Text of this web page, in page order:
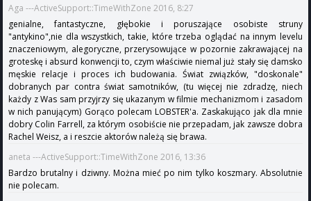
Aga ---ActiveSupport::TimeWithZone 2016, 8:27
genialne, fantastyczne, głębokie i poruszające osobiste struny
"antykino",nie dla wszystkich, takie, które trzeba oglądać na innym levelu
znaczeniowym, alegoryczne, przerysowujące w pozornie zakrawającej na
groteskę i absurd konwencji to, czym właściwie niemal już stały się damsko
męskie relacje i proces ich budowania. Świat związków, "doskonale"
dobranych par contra świat samotników, (tu więcej nie zdradzę, niech
każdy z Was sam przyjrzy się ukazanym w filmie mechanizmom i zasadom
w nich panującym) Gorąco polecam LOBSTER'a. Zaskakująco jak dla mnie
dobry Colin Farrell, za którym osobiście nie przepadam, jak zawsze dobra
Rachel Weisz, a i reszcie aktorów należą się brawa.
aneta ---ActiveSupport::TimeWithZone 2016, 13:36
Bardzo brutalny i dziwny. Można mieć po nim tylko koszmary. Absolutnie
nie polecam.